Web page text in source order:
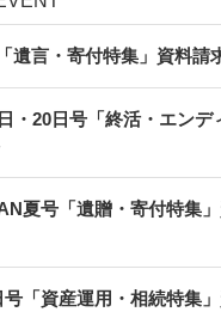
遺言・寄付特集」資料請
・20日号「終活・エンデ
夏号「遺贈・寄付特集
「資産運用・相続特集